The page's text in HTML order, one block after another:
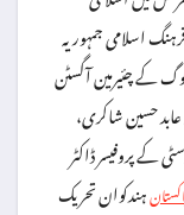
اسلامی جمہوریہ
کے چئیرمین آگسٹن
عابد حسین شاکری،
کے پروفیسر ڈاکٹر
ہندکوان تحریک